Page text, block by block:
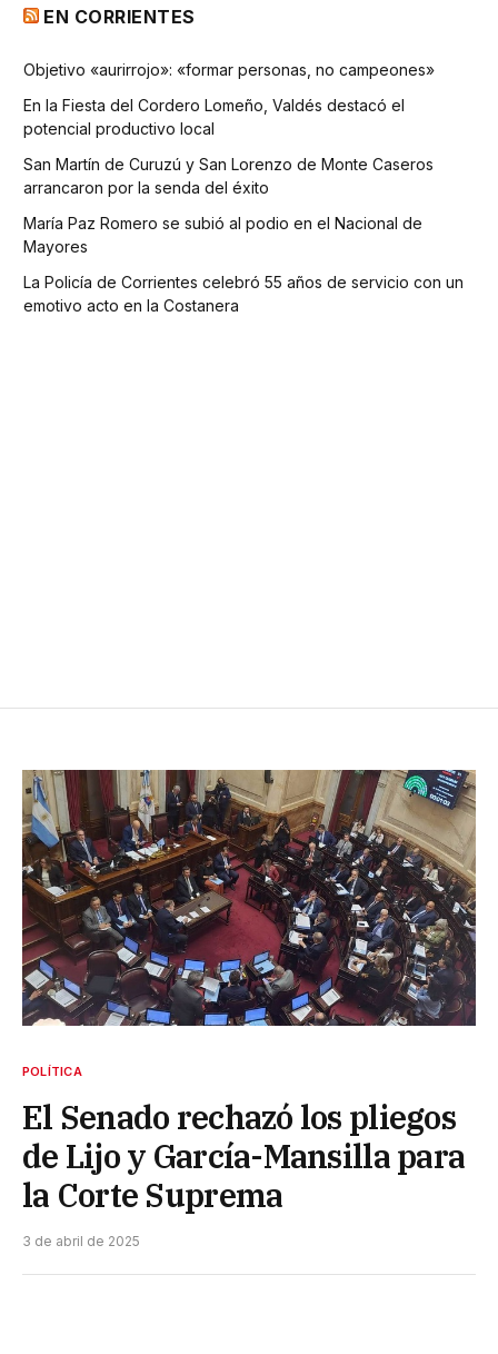
EN CORRIENTES
Objetivo «aurirrojo»: «formar personas, no campeones»
En la Fiesta del Cordero Lomeño, Valdés destacó el
potencial productivo local
San Martín de Curuzú y San Lorenzo de Monte Caseros
arrancaron por la senda del éxito
María Paz Romero se subió al podio en el Nacional de
Mayores
La Policía de Corrientes celebró 55 años de servicio con un
emotivo acto en la Costanera
POLÍTICA
El Senado rechazó los pliegos
de Lijo y García-Mansilla para
la Corte Suprema
3 de abril de 2025